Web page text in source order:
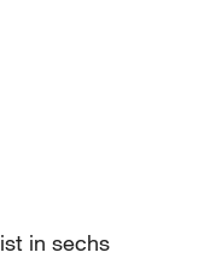
in sechs